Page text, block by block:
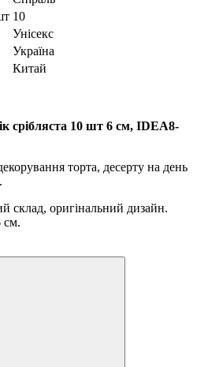
10
Унісекс
Україна
Китай
срібляста 10 шт 6 см, IDEA8-
торта, десерту на день
склад, оригінальний дизайн.
см.